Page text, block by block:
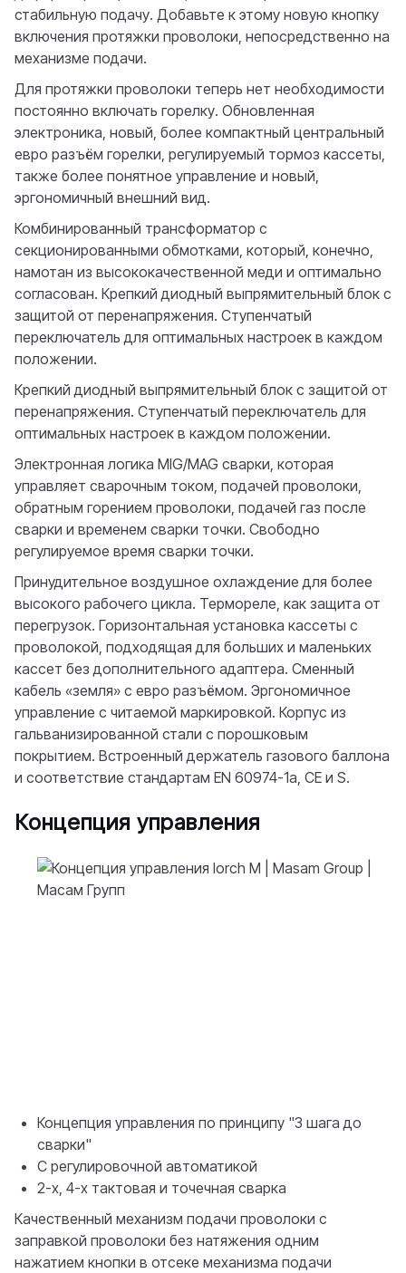
стабильную подачу. Добавьте к этому новую кнопку
включения протяжки проволоки, непосредственно на
механизме подачи.
Для протяжки проволоки теперь нет необходимости
постоянно включать горелку. Обновленная
электроника, новый, более компактный центральный
евро разъём горелки, регулируемый тормоз кассеты,
также более понятное управление и новый,
эргономичный внешний вид.
Комбинированный трансформатор с
секционированными обмотками, который, конечно,
намотан из высококачественной меди и оптимально
согласован. Крепкий диодный выпрямительный блок с
защитой от перенапряжения. Ступенчатый
переключатель для оптимальных настроек в каждом
положении.
Крепкий диодный выпрямительный блок с защитой от
перенапряжения. Ступенчатый переключатель для
оптимальных настроек в каждом положении.
Электронная логика MIG/MAG сварки, которая
управляет сварочным током, подачей проволоки,
обратным горением проволоки, подачей газ после
сварки и временем сварки точки. Свободно
регулируемое время сварки точки.
Принудительное воздушное охлаждение для более
высокого рабочего цикла. Термореле, как защита от
перегрузок. Горизонтальная установка кассеты с
проволокой, подходящая для больших и маленьких
кассет без дополнительного адаптера. Сменный
кабель «земля» с евро разъёмом. Эргономичное
управление с читаемой маркировкой. Корпус из
гальванизированной стали с порошковым
покрытием. Встроенный держатель газового баллона
и соответствие стандартам EN 60974-1a, CE и S.
Концепция управления
Концепция управления по принципу "3 шага до
сварки"
С регулировочной автоматикой
2-х, 4-х тактовая и точечная сварка
Качественный механизм подачи проволоки с
заправкой проволоки без натяжения одним
нажатием кнопки в отсеке механизма подачи